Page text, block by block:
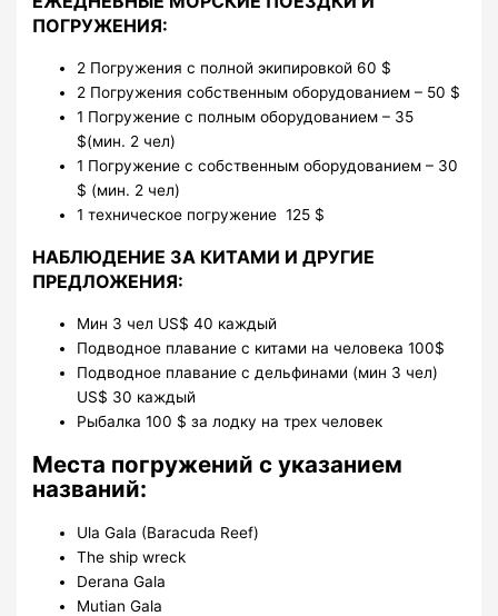
ПОГРУЖЕНИЯ:
2 Погружения с полной экипировкой 60 $
2 Погружения собственным оборудованием – 50 $
1 Погружение с полным оборудованием – 35
$(мин. 2 чел)
1 Погружение с собственным оборудованием – 30
$ (мин. 2 чел)
1 техническое погружение 125 $
НАБЛЮДЕНИЕ ЗА КИТАМИ И ДРУГИЕ
ПРЕДЛОЖЕНИЯ:
Мин 3 чел US$ 40 каждый
Подводное плавание с китами на человека 100$
Подводное плавание с дельфинами (мин 3 чел)
US$ 30 каждый
Рыбалка 100 $ за лодку на трех человек
Места погружений с указанием
названий:
Ula Gala (Baracuda Reef)
The ship wreck
Derana Gala
Mutian Gala